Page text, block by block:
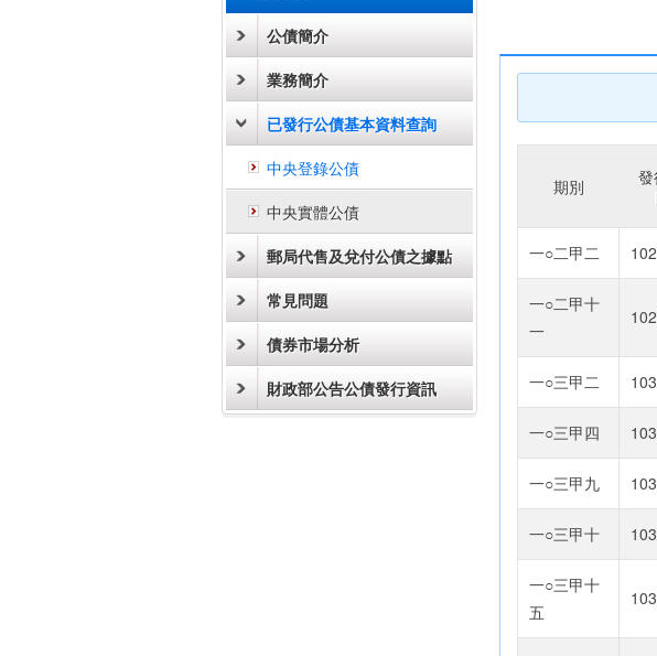
公債簡介
業務簡介
已發行公債基本資料查詢
中央登錄公債
中央實體公債
郵局代售及兌付公債之據點
常見問題
債券市場分析
財政部公告公債發行資訊
期別
一○二甲二
一○二甲十
一
一○三甲二
一○三甲四
一○三甲九
一○三甲十
一○三甲十
五